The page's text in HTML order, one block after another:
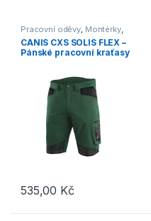
Pracovní oděvy, Montérky,
Kraťasy ,Outdoor a volný čas
Oděvy, Kraťasy
CANIS CXS SOLIS FLEX –
Pánské pracovní kraťasy
535,00 Kč
Tento produkt má více